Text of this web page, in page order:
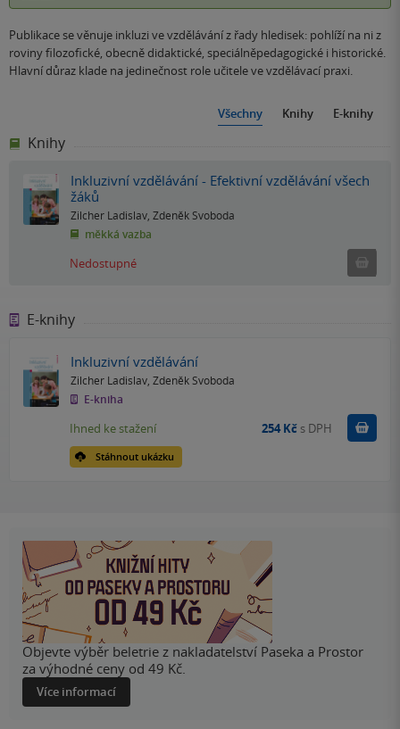
Publikace se věnuje inkluzi ve vzdělávání z řady hledisek: pohlíží na ni z
roviny filozofické, obecně didaktické, speciálněpedagogické i historické.
Hlavní důraz klade na jedinečnost role učitele ve vzdělávací praxi.
Všechny Knihy E-knihy
Knihy
Inkluzivní vzdělávání - Efektivní vzdělávání všech
žáků
Zilcher Ladislav Zdeněk Svoboda
měkká vazba
Nedostupné
E-knihy
Inkluzivní vzdělávání
Zilcher Ladislav Zdeněk Svoboda
E-kniha
Stáhnout ukázku
Ihned ke stažení 254 Kč s DPH Koupit
Objevte výběr beletrie z nakladatelství Paseka a Prostor
za výhodné ceny od 49 Kč.
Více informací